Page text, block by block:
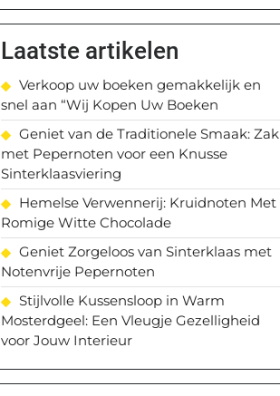
Laatste artikelen
Verkoop uw boeken gemakkelijk en
snel aan “Wij Kopen Uw Boeken
Geniet van de Traditionele Smaak: Zak
met Pepernoten voor een Knusse
Sinterklaasviering
Hemelse Verwennerij: Kruidnoten Met
Romige Witte Chocolade
Geniet Zorgeloos van Sinterklaas met
Notenvrije Pepernoten
Stijlvolle Kussensloop in Warm
Mosterdgeel: Een Vleugje Gezelligheid
voor Jouw Interieur